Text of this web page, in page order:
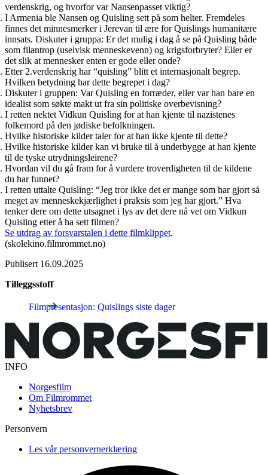
verdenskrig, og hvorfor var Nansenpasset viktig?
I Armenia ble Nansen og Quisling sett på som helter. Fremdeles
finnes det minnesmerker i Jerevan til ære for Quislings humanitære
innsats. Diskuter i gruppa: Er det mulig i dag å se på Quisling både
som filantrop (uselvisk menneskevenn) og krigsforbryter? Eller er
det slik at mennesker enten er gode eller onde?
Etter 2.verdenskrig har “quisling” blitt et internasjonalt begrep.
Hvilken betydning har dette begrepet i dag?
Diskuter i gruppen: Var Quisling en forræder, eller var han bare en
idealist som søkte makt ut fra sin politiske overbevisning?
I retten nektet Vidkun Quisling for at han kjente til nazistenes
folkemord på den jødiske befolkningen.
Hvilke historiske kilder taler for at han ikke kjente til dette?
Hvilke historiske kilder kan vi bruke til å underbygge at han kjente
til de tyske utrydningsleirene?
Hvordan vil du gå fram for å vurdere troverdigheten til de kildene
du har funnet?
I retten uttalte Quisling: “Jeg tror ikke det er mange som har gjort så
meget av menneskekjærlighet i praksis som jeg har gjort.” Hva
tenker dere om dette utsagnet i lys av det dere nå vet om Vidkun
Quisling etter å ha sett filmen?
Se utdrag av forsvarstalen i dette filmklippet.
(skolekino.filmrommet.no)
Publisert 16.09.2025
Tilleggsstoff
Filmpresentasjon: Quislings siste dager
INFO
Norgesfilm
Om Filmrommet
Nyhetsbrev
Personvern
Les vår personvernerklæring